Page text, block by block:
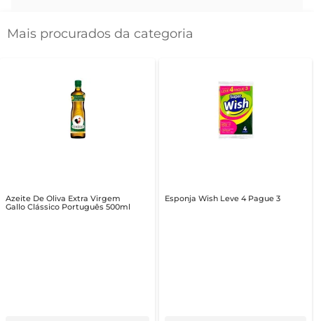
Mais procurados da categoria
Azeite De Oliva Extra Virgem
Gallo Clássico Português 500ml
Esponja Wish Leve 4 Pague 3